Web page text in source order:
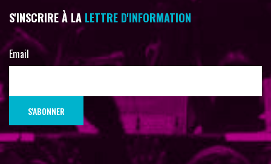
S'INSCRIRE À LA LETTRE D'INFORMATION
Email